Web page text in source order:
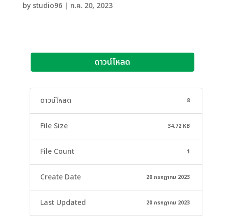
by studio96| ก.ค. 20, 2023
ดาวน์โหลด
ดาวน์โหลด 8
File Size 34.72 KB
File Count 1
Create Date 20 กรกฎาคม 2023
Last Updated 20 กรกฎาคม 2023